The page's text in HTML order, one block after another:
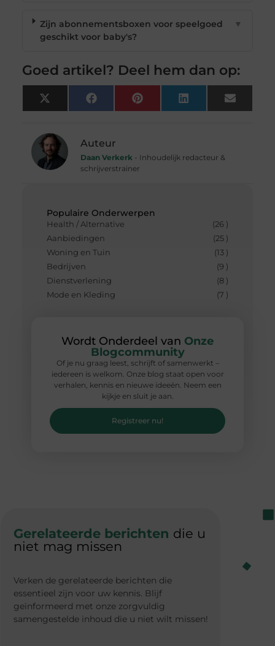
Populaire Onderwerpen
Health / Alternative
(26 )
Aanbiedingen
(25 )
Woning en Tuin
(13 )
Bedrijven
(9 )
Dienstverlening
(8 )
Mode en Kleding
(7 )
Wordt Onderdeel van Onze
Blogcommunity
Of je nu graag leest, schrijft of samenwerkt –
iedereen is welkom. Onze blog staat open voor
verhalen, kennis en nieuwe ideeën. Neem een
kijkje en sluit je aan.
Registreer nu!
Zijn abonnementsboxen voor speelgoed
geschikt voor baby's?
▼
Goed artikel? Deel hem dan op:
X
(Twitter)
FacebookPinterest LinkedIn Email
Auteur
Daan Verkerk- Inhoudelijk redacteur &
schrijverstrainer
Gerelateerde berichten die u
niet mag missen
Verken de gerelateerde berichten die
essentieel zijn voor uw kennis. Blijf
geïnformeerd met onze zorgvuldig
samengestelde inhoud die u niet wilt missen!